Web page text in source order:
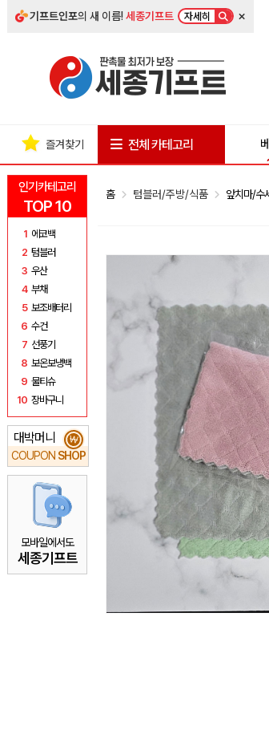
기프트인포의 새 이름!세종기프트 자세히 ×
인기카테고리
TOP 10
1 에코백
2 텀블러
3 우산
4 부채
5 보조배터리
6 수건
7 선풍기
8 보온보냉백
9 물티슈
10 장바구니
대박머니
COUPON SHOP
₩
모바일에서도
세종기프트
즐겨찾기 전체 카테고리
홈 텀블러/주방/식품 앞치마/수